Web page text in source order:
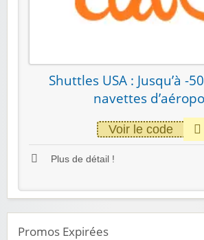
Shuttles USA : Jusqu’à -
navettes
Voir le code
Plus de détail !
Promos Expirées